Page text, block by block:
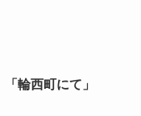
輪西町にて」